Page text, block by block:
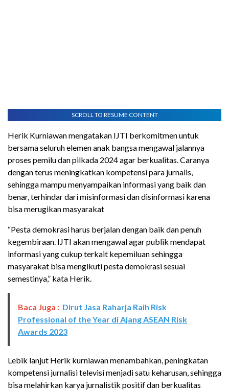
SCROLL TO RESUME CONTENT
Herik Kurniawan mengatakan IJTI berkomitmen untuk
bersama seluruh elemen anak bangsa mengawal jalannya
proses pemilu dan pilkada 2024 agar berkualitas. Caranya
dengan terus meningkatkan kompetensi para jurnalis,
sehingga mampu menyampaikan informasi yang baik dan
benar, terhindar dari misinformasi dan disinformasi karena
bisa merugikan masyarakat
“Pesta demokrasi harus berjalan dengan baik dan penuh
kegembiraan. IJTI akan mengawal agar publik mendapat
informasi yang cukup terkait kepemiluan sehingga
masyarakat bisa mengikuti pesta demokrasi sesuai
semestinya,” kata Herik.
Baca Juga : Dirut Jasa Raharja Raih Risk
Professional of the Year di Ajang ASEAN Risk
Awards 2023
Lebik lanjut Herik kurniawan menambahkan, peningkatan
kompetensi jurnalisi televisi menjadi satu keharusan, sehingga
bisa melahirkan karya jurnalistik positif dan berkualitas